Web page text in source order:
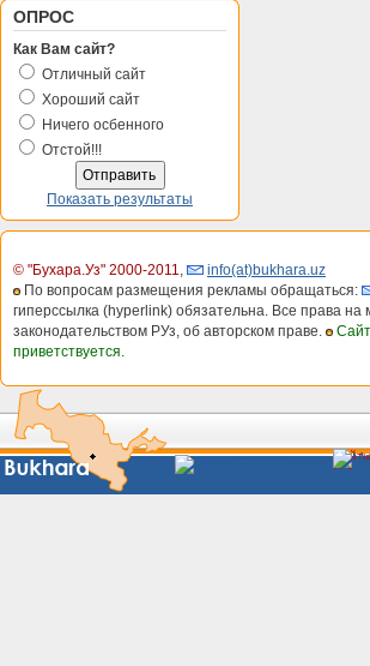
ОПРОС
Как Вам сайт?
Отличный сайт
Хороший сайт
Ничего осбенного
Отстой!!!
Показать результаты
© "Бухара.Уз" 2000-2011,
info(at)bukhara.uz
По вопросам размещения рекламы обращаться:
гиперссылка (hyperlink) обязательна. Все права
законодательством РУз, об авторском праве.
приветствуется.
Сайты